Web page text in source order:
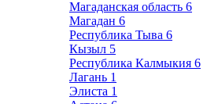
Магаданская область 6
Магадан 6
Республика Тыва 6
Кызыл 5
Республика Калмыкия 6
Лагань 1
Элиста 1